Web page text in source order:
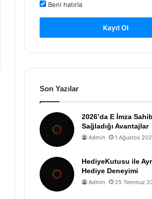
Beni hatırla
Kayıt Ol
Son Yazılar
2026’da E İmza
Sağladığı Avantajlar
Admin 1 Ağustos
HediyeKutusu ile
Hediye Deneyimi
Admin 25 Temmuz